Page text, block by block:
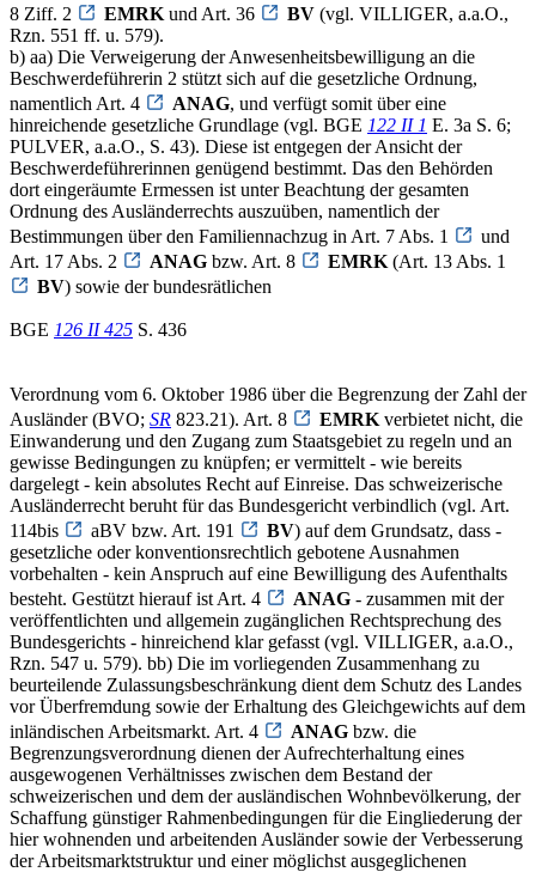
8 Ziff. 2
EMRK und Art. 36 BV (vgl. VILLIGER, a.a.O.,
Rzn. 551 ff. u. 579).
b) aa) Die Verweigerung der Anwesenheitsbewilligung an die
Beschwerdeführerin 2 stützt sich auf die gesetzliche Ordnung,
namentlich Art. 4
ANAG, und verfügt somit über eine
hinreichende gesetzliche Grundlage (vgl. BGE 122 II 1 E. 3a S. 6;
PULVER, a.a.O., S. 43). Diese ist entgegen der Ansicht der
Beschwerdeführerinnen genügend bestimmt. Das den Behörden
dort eingeräumte Ermessen ist unter Beachtung der gesamten
Ordnung des Ausländerrechts auszuüben, namentlich der
Bestimmungen über den Familiennachzug in Art. 7 Abs. 1
und
Art. 17 Abs. 2
ANAG bzw. Art. 8 EMRK (Art. 13 Abs. 1
BV) sowie der bundesrätlichen
BGE 126 II 425 S. 436
Verordnung vom 6. Oktober 1986 über die Begrenzung der Zahl der
Ausländer (BVO; SR 823.21). Art. 8 EMRK verbietet nicht, die
Einwanderung und den Zugang zum Staatsgebiet zu regeln und an
gewisse Bedingungen zu knüpfen; er vermittelt - wie bereits
dargelegt - kein absolutes Recht auf Einreise. Das schweizerische
Ausländerrecht beruht für das Bundesgericht verbindlich (vgl. Art.
114bis
aBV bzw. Art. 191 BV) auf dem Grundsatz, dass -
gesetzliche oder konventionsrechtlich gebotene Ausnahmen
vorbehalten - kein Anspruch auf eine Bewilligung des Aufenthalts
besteht. Gestützt hierauf ist Art. 4
ANAG - zusammen mit der
veröffentlichten und allgemein zugänglichen Rechtsprechung des
Bundesgerichts - hinreichend klar gefasst (vgl. VILLIGER, a.a.O.,
Rzn. 547 u. 579). bb) Die im vorliegenden Zusammenhang zu
beurteilende Zulassungsbeschränkung dient dem Schutz des Landes
vor Überfremdung sowie der Erhaltung des Gleichgewichts auf dem
inländischen Arbeitsmarkt. Art. 4
ANAG bzw. die
Begrenzungsverordnung dienen der Aufrechterhaltung eines
ausgewogenen Verhältnisses zwischen dem Bestand der
schweizerischen und dem der ausländischen Wohnbevölkerung, der
Schaffung günstiger Rahmenbedingungen für die Eingliederung der
hier wohnenden und arbeitenden Ausländer sowie der Verbesserung
der Arbeitsmarktstruktur und einer möglichst ausgeglichenen